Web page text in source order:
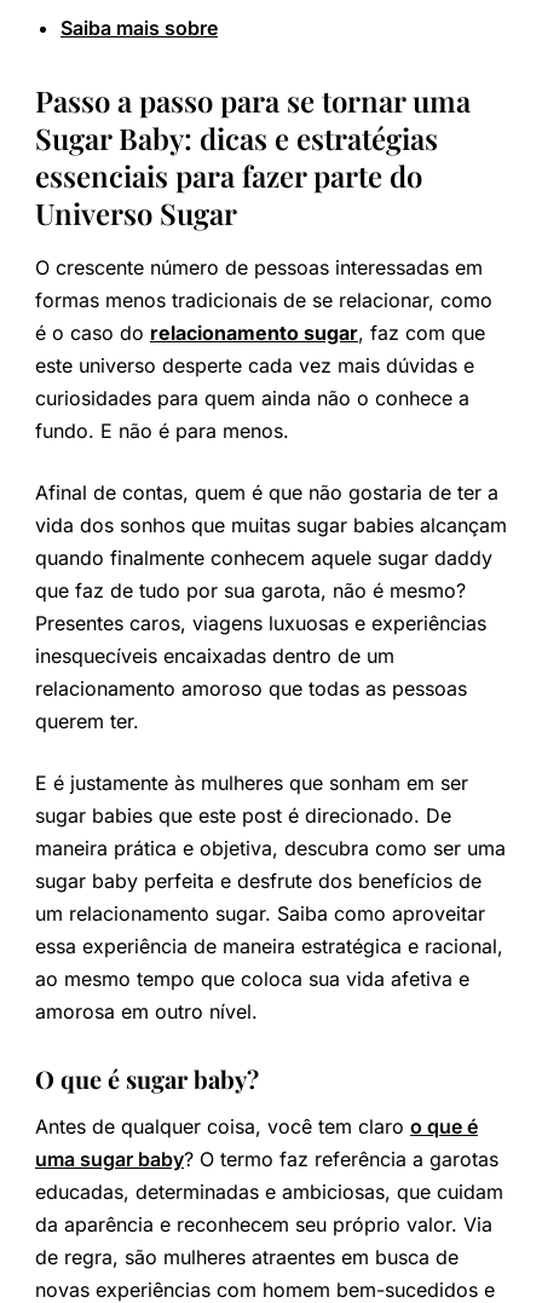
Saiba mais sobre
Passo a passo para se tornar uma
Sugar Baby: dicas e estratégias
essenciais para fazer parte do
Universo Sugar
O crescente número de pessoas interessadas em
formas menos tradicionais de se relacionar, como
é o caso do relacionamento sugar, faz com que
este universo desperte cada vez mais dúvidas e
curiosidades para quem ainda não o conhece a
fundo. E não é para menos.
Afinal de contas, quem é que não gostaria de ter a
vida dos sonhos que muitas sugar babies alcançam
quando finalmente conhecem aquele sugar daddy
que faz de tudo por sua garota, não é mesmo?
Presentes caros, viagens luxuosas e experiências
inesquecíveis encaixadas dentro de um
relacionamento amoroso que todas as pessoas
querem ter.
E é justamente às mulheres que sonham em ser
sugar babies que este post é direcionado. De
maneira prática e objetiva, descubra como ser uma
sugar baby perfeita e desfrute dos benefícios de
um relacionamento sugar. Saiba como aproveitar
essa experiência de maneira estratégica e racional,
ao mesmo tempo que coloca sua vida afetiva e
amorosa em outro nível.
O que é sugar baby?
Antes de qualquer coisa, você tem claro o que é
uma sugar baby? O termo faz referência a garotas
educadas, determinadas e ambiciosas, que cuidam
da aparência e reconhecem seu próprio valor. Via
de regra, são mulheres atraentes em busca de
novas experiências com homem bem-sucedidos e